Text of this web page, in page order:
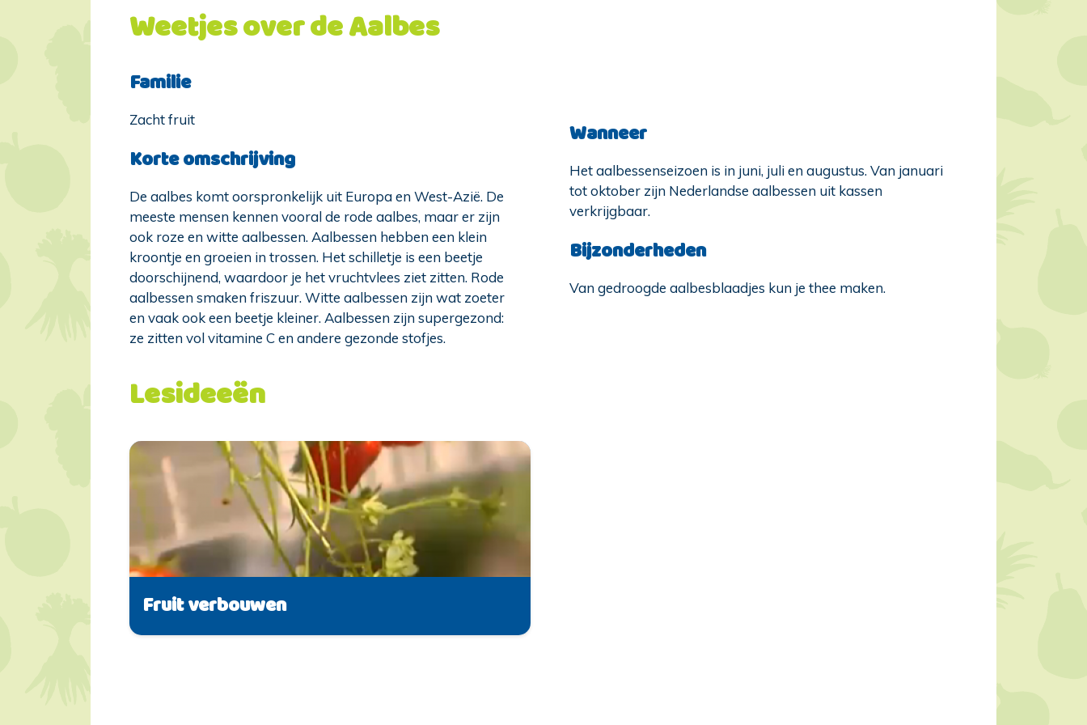
Weetjes over de Aalbes
Familie
Zacht fruit
Korte omschrijving
De aalbes komt oorspronkelijk uit Europa en West-Azië. De
meeste mensen kennen vooral de rode aalbes, maar er zijn
ook roze en witte aalbessen. Aalbessen hebben een klein
kroontje en groeien in trossen. Het schilletje is een beetje
doorschijnend, waardoor je het vruchtvlees ziet zitten. Rode
aalbessen smaken friszuur. Witte aalbessen zijn wat zoeter
en vaak ook een beetje kleiner. Aalbessen zijn supergezond:
ze zitten vol vitamine C en andere gezonde stofjes.
Wanneer
Het aalbessenseizoen is in juni, juli en augustus. Van januari
tot oktober zijn Nederlandse aalbessen uit kassen
verkrijgbaar.
Bijzonderheden
Van gedroogde aalbesblaadjes kun je thee maken.
Lesideeën
Fruit verbouwen